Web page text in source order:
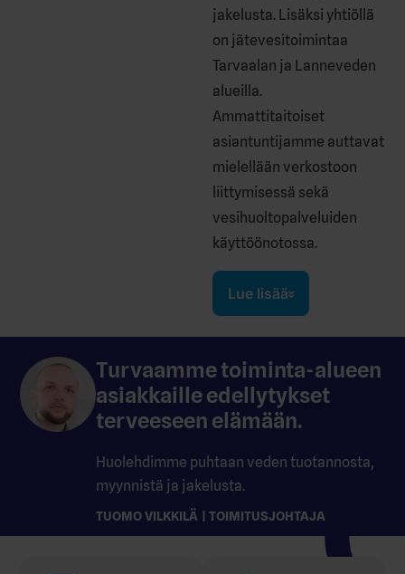
jakelusta. Lisäksi yhtiöllä
on jätevesitoimintaa
Tarvaalan ja Lanneveden
alueilla.
Ammattitaitoiset
asiantuntijamme auttavat
mielellään verkostoon
liittymisessä sekä
vesihuoltopalveluiden
käyttöönotossa.
Lue lisää
Turvaamme toiminta-alueen
asiakkaille edellytykset
terveeseen elämään.
Huolehdimme puhtaan veden tuotannosta,
myynnistä ja jakelusta.
TUOMO VILKKILÄ | TOIMITUSJOHTAJA